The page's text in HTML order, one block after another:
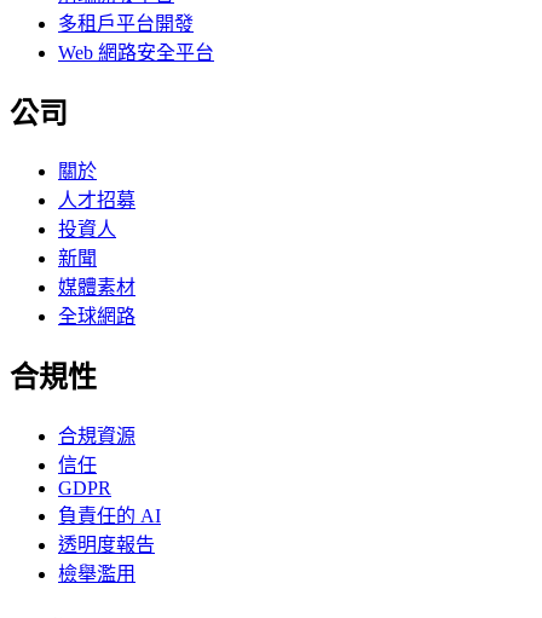
多租戶平台開發
Web 網路安全平台
公司
關於
人才招募
投資人
新聞
媒體素材
全球網路
合規性
合規資源
信任
GDPR
負責任的 AI
透明度報告
檢舉濫用